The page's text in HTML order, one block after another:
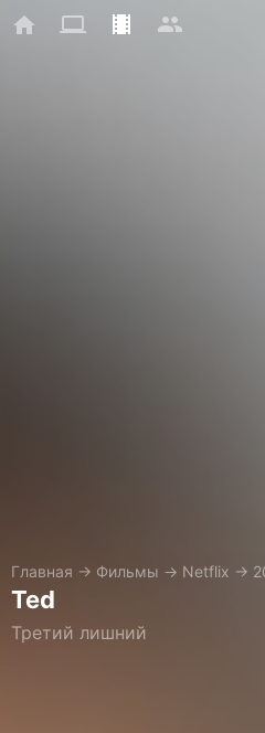
Главная → Фильмы → Netflix →
Ted
Третий лишний